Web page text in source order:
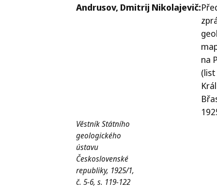
Andrusov, Dmitrij Nikolajevič:
na
(list
Věstník Státního
geologického
ústavu
Československé
republiky, 1925/1,
č. 5-6, s. 119-122